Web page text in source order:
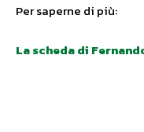
Per saperne di più:
La scheda di